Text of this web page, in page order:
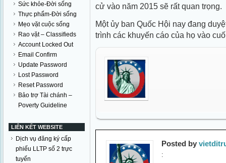
Sức khỏe-Đời sống
Thực phẩm-Đời sống
Mẹo vặt cuộc sống
Rao vặt – Classifieds
Account Locked Out
Email Confirm
Update Password
Lost Password
Reset Password
Bảo trợ Tài chánh –
Poverty Guideline
LIÊN KẾT WEBSITE
Dịch vụ đăng ký cấp
phiếu LLTP số 2 trực
tuyến
cử vào năm 2015 sẽ rất quan trọng.
Một ủy ban Quốc Hội nay đang
trình các khuyến cáo của họ vào
Posted by
: